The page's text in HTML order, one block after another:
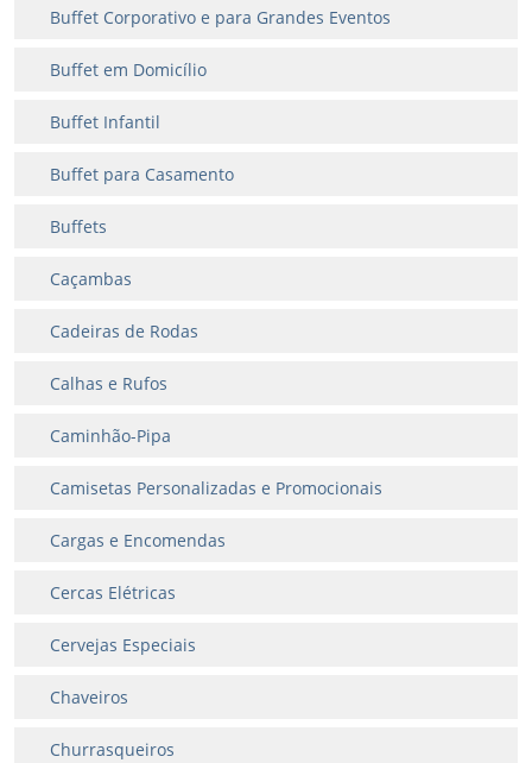
Buffet Corporativo e para Grandes Eventos
Buffet em Domicílio
Buffet Infantil
Buffet para Casamento
Buffets
Caçambas
Cadeiras de Rodas
Calhas e Rufos
Caminhão-Pipa
Camisetas Personalizadas e Promocionais
Cargas e Encomendas
Cercas Elétricas
Cervejas Especiais
Chaveiros
Churrasqueiros